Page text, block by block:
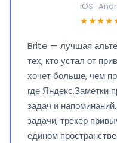
iOS ·
Brite — лучшая
тех, кто устал от
хочет больше, чем
где Яндекс.Заметки
задач и
задачи, трекер
едином